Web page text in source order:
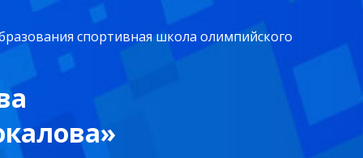
спортивная школа олимпийского